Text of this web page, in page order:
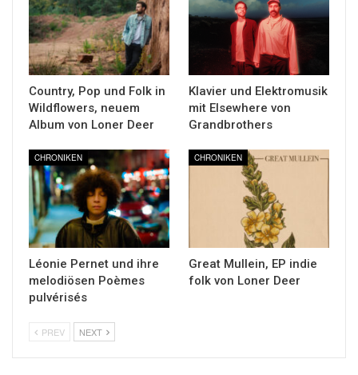
Country, Pop und Folk in
Wildflowers, neuem
Album von Loner Deer
Klavier und Elektromusik
mit Elsewhere von
Grandbrothers
CHRONIKEN
Léonie Pernet und ihre
melodiösen Poèmes
pulvérisés
CHRONIKEN
Great Mullein, EP indie
folk von Loner Deer
PREV NEXT